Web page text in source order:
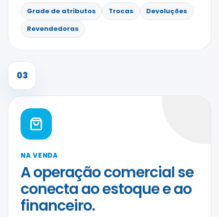
Grade de atributos Trocas
Devoluções
Revendedoras
03
NA VENDA
A operação comercial se
conecta ao estoque e ao
financeiro.